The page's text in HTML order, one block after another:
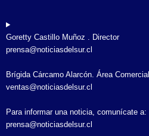
Goretty Castillo Muñoz . Director
prensa@noticiasdelsur.cl
Brígida Cárcamo Alarcón. Área Comercial
ventas@noticiasdelsur.cl
Para informar una noticia, comunícate a:
prensa@noticiasdelsur.cl